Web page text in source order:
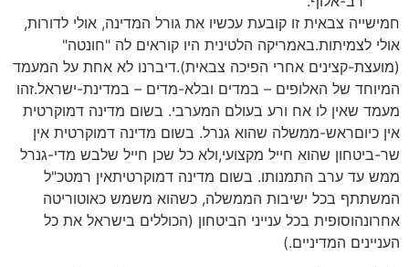
חמישייה צבאית זו קובעת עכשיו את גורל המדינה, אולי לדורות,
אולי לצמיתות.באמריקה הלטינית היו קוראים לה "חונטה"
(מועצת-קצינים אחרי הפיכה צבאית).דיברנו לא אחת על המעמד
המיוחד של האלופים – במדים ובלא-מדים – במדינת-ישראל.זהו
מעמד שאין לו אח ורע בעולם המערבי. בשום מדינה דמוקרטית
אין כיוםראש-ממשלה שהוא גנרל. בשום מדינה דמוקרטית אין
שר-ביטחון שהוא חייל מקצועי,ולא כל שכן חייל שלבש מדי-גנרל
ממש עד ערב התמנותו. בשום מדינה דמוקרטיתאין רמטכ"ל
המשתתף בכל ישיבות הממשלה, כשהוא משמש כאוטוריטה
אחרונהוסופית בכל ענייני הביטחון (הכוללים בישראל את כל
העניינים המדיניים.)